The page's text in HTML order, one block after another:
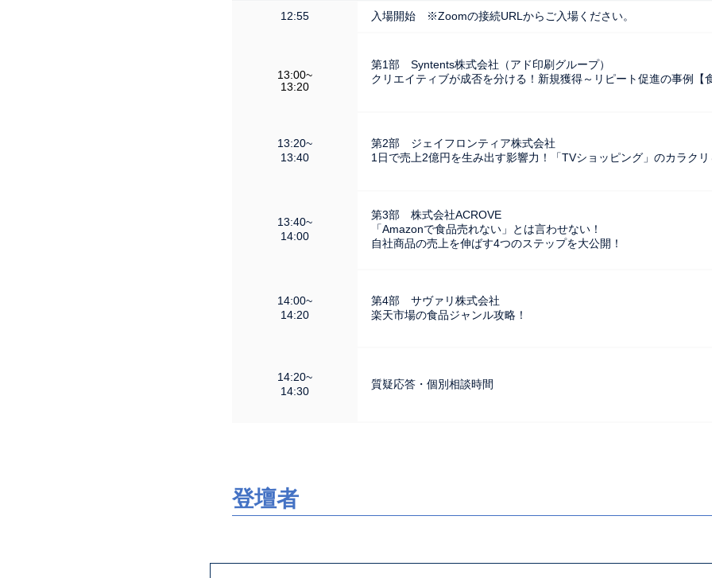
12:55 入場開始 ※Zoomの接続URLからご入場ください。
13:00~
13:20
第1部 Syntents株式会社（アド印刷グループ）
クリエイティブが成否を分ける！新規獲得～リピート促進の事例【
13:20~
13:40
第2部 ジェイフロンティア株式会社
1日で売上2億円を生み出す影響力！「TVショッピング」のカラクリ
13:40~
14:00
第3部 株式会社ACROVE
「Amazonで食品売れない」とは言わせない！
自社商品の売上を伸ばす4つのステップを大公開！
14:00~
14:20
第4部 サヴァリ株式会社
楽天市場の食品ジャンル攻略！
14:20~
14:30
質疑応答・個別相談時間
登壇者